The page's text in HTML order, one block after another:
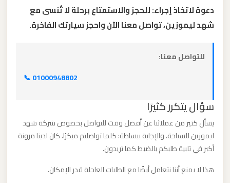
دعوة لاتخاذ إجراء: للحجز والاستمتاع برحلة لا تُنسى مع
شهد ليموزين، تواصل معنا الآن واحجز سيارتك الفاخرة.
للتواصل معنا:
📞 01000948802
سؤال يتكرر كثيرًا
يسأل كثير من عملائنا عن أفضل وقت للتواصل بخصوص شركة شهد
ليموزين للسياحة، والإجابة ببساطة: كلما تواصلتم مبكرًا، كان لدينا مرونة
أكبر في تلبية طلبكم بالضبط كما تريدون.
هذا لا يمنع أننا نتعامل أيضًا مع الطلبات العاجلة قدر الإمكان.
القاهرة
الخط
الساخن
القاهرة
أسعار
ليموزين
القاهرة